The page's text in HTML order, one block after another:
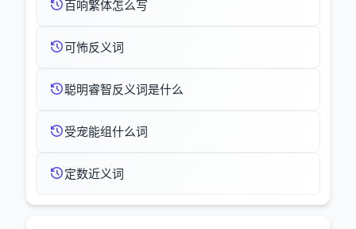
百响繁体怎么写
可怖反义词
聪明睿智反义词是什么
受宠能组什么词
定数近义词